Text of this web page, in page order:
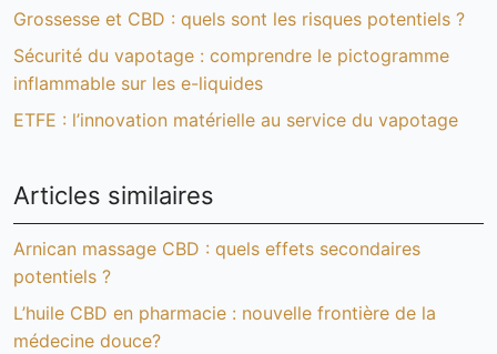
Grossesse et CBD : quels sont les risques potentiels ?
Sécurité du vapotage : comprendre le pictogramme
inflammable sur les e-liquides
ETFE : l’innovation matérielle au service du vapotage
Articles similaires
Arnican massage CBD : quels effets secondaires
potentiels ?
L’huile CBD en pharmacie : nouvelle frontière de la
médecine douce?